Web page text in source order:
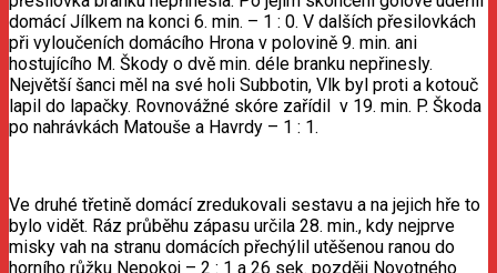
domácí Jílkem na konci 6. min. – 1 : 0. V dalších přesilovkách
při vyloučeních domácího Hrona v polovině 9. min. ani
hostujícího M. Škody o dvě min. déle branku nepřinesly.
Největší šanci měl na své holi Subbotin, Vlk byl proti a kotouč
lapil do lapačky. Rovnovážné skóre zařídil v 19. min. P. Škoda
po nahrávkách Matouše a Havrdy – 1 : 1.
Ve druhé třetině domácí zredukovali sestavu a na jejich hře to
bylo vidět. Ráz průběhu zápasu určila 28. min., kdy nejprve
misky vah na stranu domácích přechýlil utěšenou ranou do
horního růžku Nepokoj – 2 : 1 a 26 sek. později Novotného